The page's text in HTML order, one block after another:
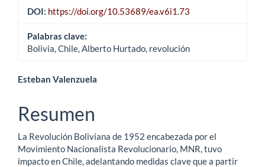
DOI: https://doi.org/10.53689/ea.v6i1.73
Palabras clave:
Bolivia, Chile, Alberto Hurtado, revolución
Contenido
principal
del
artículo
Esteban Valenzuela
Resumen
La Revolución Boliviana de 1952 encabezada por el
Movimiento Nacionalista Revolucionario, MNR, tuvo
impacto en Chile, adelantando medidas clave que a partir